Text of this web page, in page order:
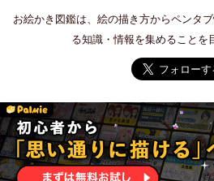
お絵かき図鑑は、絵の描き方からペンタ
る知識・情報を集めることを